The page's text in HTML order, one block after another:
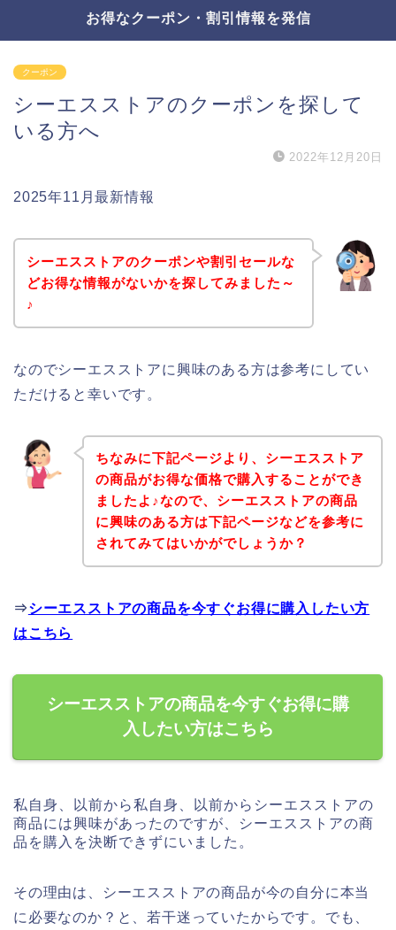
お得なクーポン・割引情報を発信
クーポン
シーエスストアのクーポンを探して
いる方へ
2022年12月20日
2025年11月最新情報
シーエスストアのクーポンや割引セールな
どお得な情報がないかを探してみました～
♪
なのでシーエスストアに興味のある方は参考にしてい
ただけると幸いです。
ちなみに下記ページより、シーエスストア
の商品がお得な価格で購入することができ
ましたよ♪なので、シーエスストアの商品
に興味のある方は下記ページなどを参考に
されてみてはいかがでしょうか？
⇒シーエスストアの商品を今すぐお得に購入したい方
はこちら
シーエスストアの商品を今すぐお得に購
入したい方はこちら
私自身、以前から私自身、以前からシーエスストアの
商品には興味があったのですが、シーエスストアの商
品を購入を決断できずにいました。
その理由は、シーエスストアの商品が今の自分に本当
に必要なのか？と、若干迷っていたからです。でも、